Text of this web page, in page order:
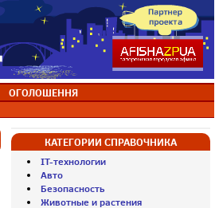
ОГОЛОШЕННЯ
КАТЕГОРИИ СПРАВОЧНИКА
IT-технологии
Авто
Безопасность
Животные и растения